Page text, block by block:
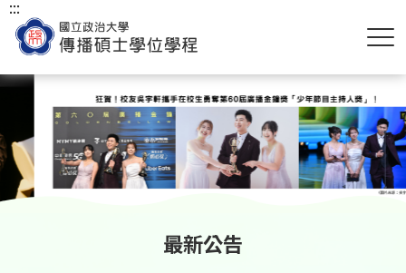
:::
:::
最新公告